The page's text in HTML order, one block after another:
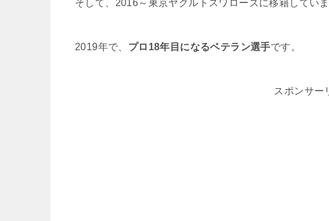
そして、2016～東京ヤクルトスワローズに移籍していま
2019年で、 プロ18年目になるベテラン選手です。
スポンサー